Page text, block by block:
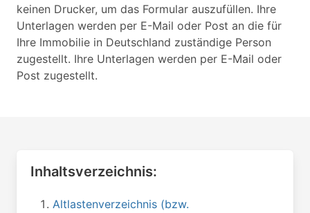
keinen Drucker, um das Formular auszufüllen. Ihre
Unterlagen werden per E-Mail oder Post an die für
Ihre Immobilie in Deutschland zuständige Person
zugestellt. Ihre Unterlagen werden per E-Mail oder
Post zugestellt.
Inhaltsverzeichnis:
Altlastenverzeichnis (bzw.